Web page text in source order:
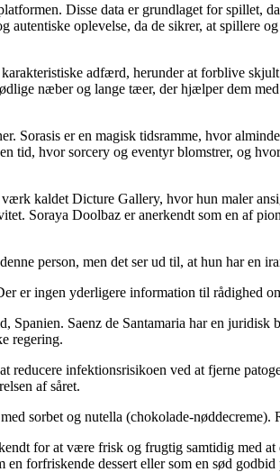
Disse data er grundlaget for spillet,
oplevelse, da de sikrer, at spillere
adfærd, herunder at forblive
næber og lange tæer, der hjælper dem
Sorasis er en magisk tidsramme, hvor
tid, hvor sorcery og eventyr blomstrer, og
kaldet Dicture Gallery, hvor hun maler
Soraya Doolbaz er anerkendt som en af
person, men det ser ud til, at hun har en
er ingen yderligere information til rådighed
Saenz de Santamaria har en
regering.
infektionsrisikoen ved at fjerne
af såret.
sorbet og nutella (chokolade-nøddecreme).
for at være frisk og frugtig samtidig med
forfriskende dessert eller som en sød godbid